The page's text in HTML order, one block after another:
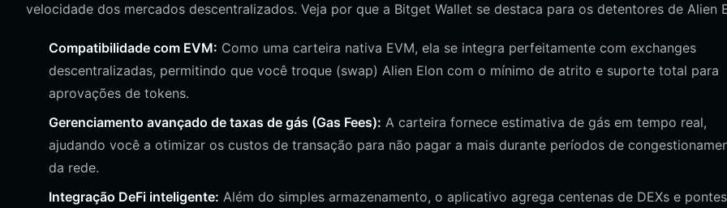
velocidade dos mercados descentralizados. Veja por que a Bitget Wallet se destaca para os detentores de Alien
Compatibilidade com EVM: Como uma carteira nativa EVM, ela se integra perfeitamente com exchanges
descentralizadas, permitindo que você troque (swap) Alien Elon com o mínimo de atrito e suporte total para
aprovações de tokens.
Gerenciamento avançado de taxas de gás (Gas Fees): A carteira fornece estimativa de gás em tempo real,
ajudando você a otimizar os custos de transação para não pagar a mais durante períodos de
da rede.
Integração DeFi inteligente: Além do simples armazenamento, o aplicativo agrega centenas de DEXs e pontes